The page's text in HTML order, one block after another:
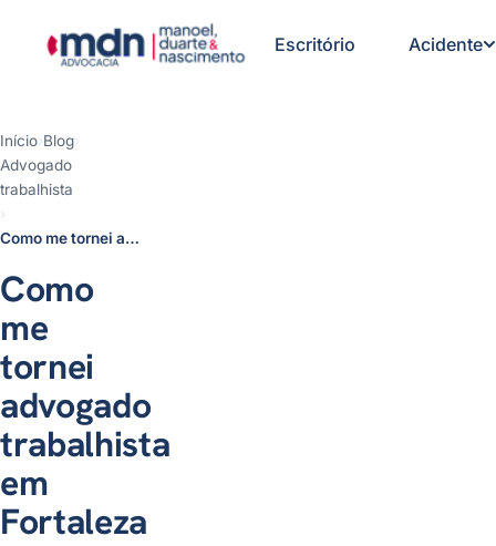
Escritório Acidente
Início›Blog›
Advogado
trabalhista
›
Como me tornei advogado trabalhista em Fortaleza
Como
me
tornei
advogado
trabalhista
em
Fortaleza